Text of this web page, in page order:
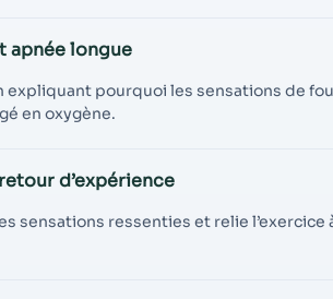
apnée longue
expliquant pourquoi les sensations de
en oxygène.
d’expérience
sensations ressenties et relie l’exercice